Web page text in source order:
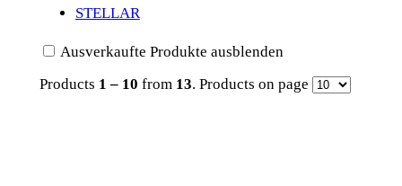
STELLAR
Ausverkaufte Produkte ausblenden
Products 1 – 10 from 13. Products on page